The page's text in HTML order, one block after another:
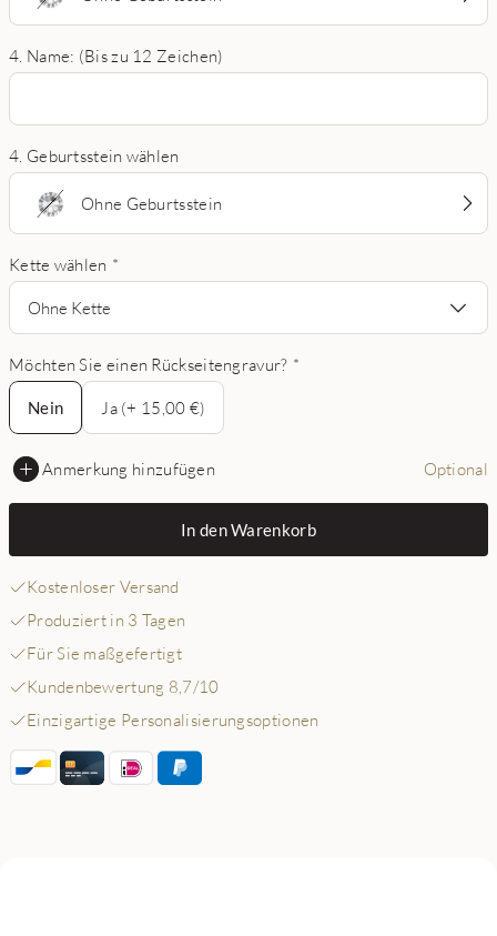
4. Name: (Bis zu 12 Zeichen)
4. Geburtsstein wählen
Ohne Geburtsstein
Kette wählen *
Ohne Kette
Möchten Sie einen Rückseitengravur? *
Nein
Nein
Ja (+ 15,00 €)
Anmerkung hinzufügen Optional
In den Warenkorb
Kostenloser Versand
Produziert in 3 Tagen
Für Sie maßgefertigt
Kundenbewertung 8,7/10
Einzigartige Personalisierungsoptionen